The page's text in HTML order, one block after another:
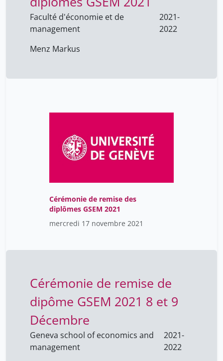
Faculté d'économie et de
management
2021-
2022
Menz Markus
Cérémonie de remise des
diplômes GSEM 2021
mercredi 17 novembre 2021
Cérémonie de remise de
dipôme GSEM 2021 8 et 9
Décembre
Geneva school of economics and
management
2021-
2022